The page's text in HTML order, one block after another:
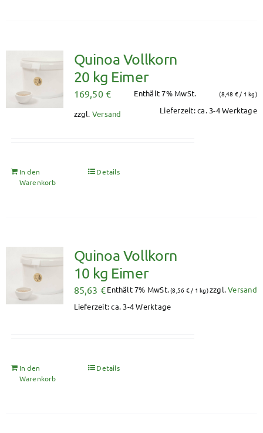
Quinoa Vollkorn
20 kg Eimer
169,50€ Enthält 7% MwSt. (8,48 € / 1 kg)
zzgl. Versand Lieferzeit: ca. 3-4 Werktage
In den
Warenkorb
Details
Quinoa Vollkorn
10 kg Eimer
85,63 €Enthält 7% MwSt.(8,56 €/ 1 kg)zzgl.Versand
Lieferzeit: ca. 3-4 Werktage
In den
Warenkorb
Details